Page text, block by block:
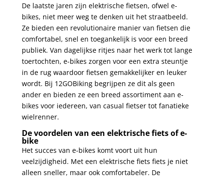
De laatste jaren zijn elektrische fietsen, ofwel e-
bikes, niet meer weg te denken uit het straatbeeld.
Ze bieden een revolutionaire manier van fietsen die
comfortabel, snel en toegankelijk is voor een breed
publiek. Van dagelijkse ritjes naar het werk tot lange
toertochten, e-bikes zorgen voor een extra steuntje
in de rug waardoor fietsen gemakkelijker en leuker
wordt. Bij 12GOBiking begrijpen ze dit als geen
ander en bieden ze een breed assortiment aan e-
bikes voor iedereen, van casual fietser tot fanatieke
wielrenner.
De voordelen van een elektrische fiets of e-
bike
Het succes van e-bikes komt voort uit hun
veelzijdigheid. Met een elektrische fiets fiets je niet
alleen sneller, maar ook comfortabeler. De